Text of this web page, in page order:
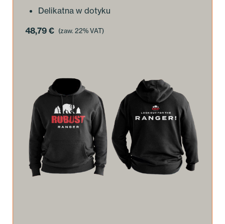
Delikatna w dotyku
48,79 € (zaw. 22% VAT)